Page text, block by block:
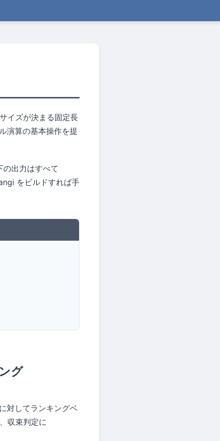
イズが決まる固定長
演算の基本操作を提
出力はすべて
をビルドすれば手
グ
対してランキングベ
収束判定に